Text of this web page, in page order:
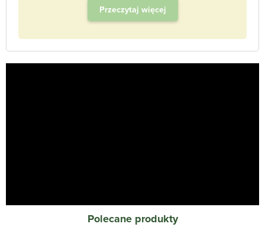
Przeczytaj więcej
Polecane produkty